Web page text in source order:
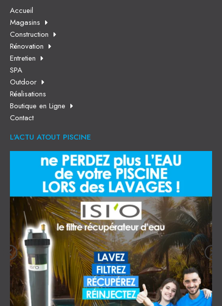
Accueil
Magasins
Construction
Rénovation
Entretien
SPA
Outdoor
Réalisations
Boutique en Ligne
Contact
L'ACTU ATOUT PISCINE